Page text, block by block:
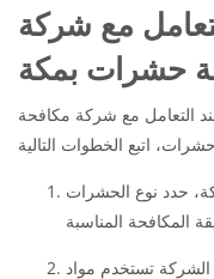
مع شركة
حشرات بمكة
التعامل مع شركة مكافحة
حدد نوع الحشرات
تستخدم مواد